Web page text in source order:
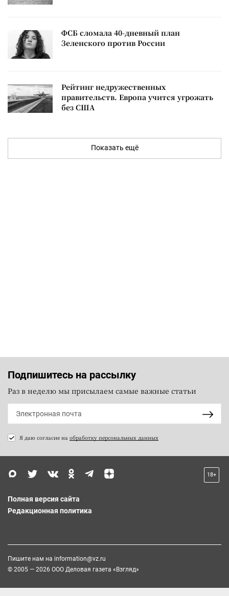
ФСБ сломала 40-дневный план
Зеленского против России
Рейтинг недружественных
правительств. Европа учится угрожать
без США
Показать ещё
Подпишитесь на рассылку
Раз в неделю мы присылаем самые важные статьи
Я даю согласие на обработку персональных данных
18+
Полная версия сайта
Редакционная политика
Пишите нам на information@vz.ru
© 2005 — 2026 ООО Деловая газета «Взгляд»